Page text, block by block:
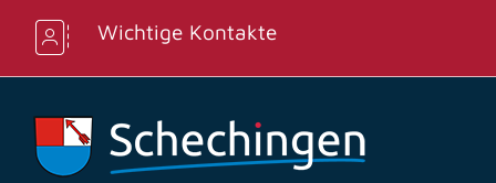
Wichtige Kontakte